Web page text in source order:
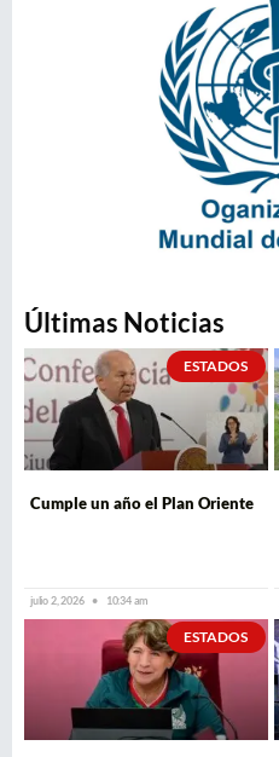
Últimas Noticias
ESTADOS
Cumple un año el Plan Oriente
julio 2, 2026 10:34 am
ESTADOS